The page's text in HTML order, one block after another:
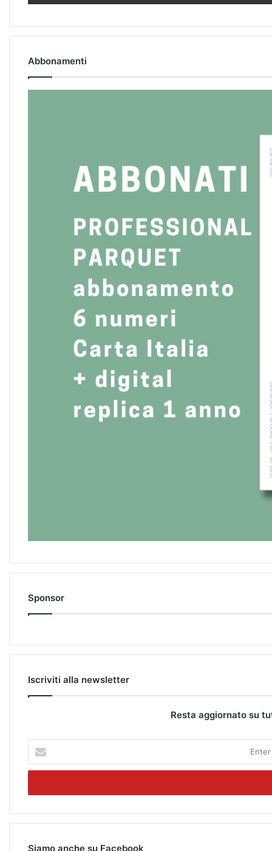
Abbonamenti
Sponsor
Iscriviti alla newsletter
Resta aggiornato su
t
r
o
r
Siamo anche su Facebook